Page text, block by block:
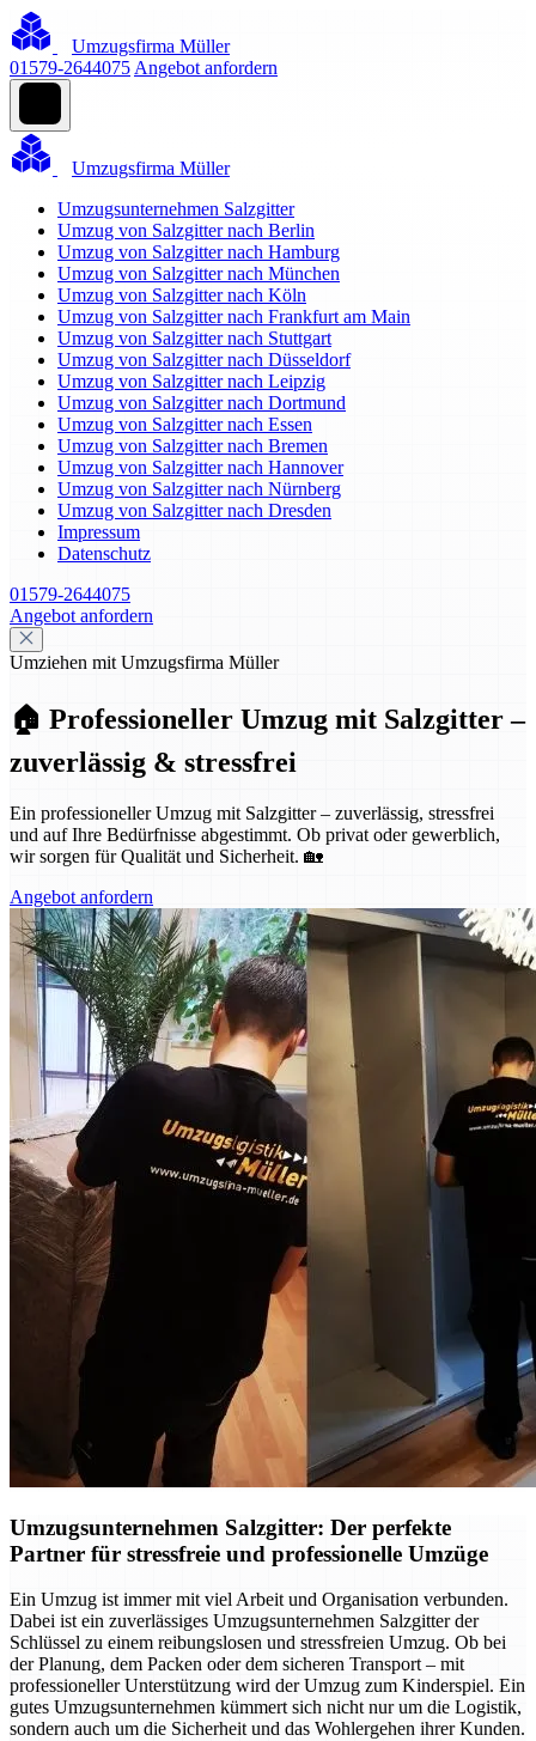
Umzugsfirma Müller
01579-2644075 Angebot anfordern
Umzugsfirma Müller
Umzugsunternehmen Salzgitter
Umzug von Salzgitter nach Berlin
Umzug von Salzgitter nach Hamburg
Umzug von Salzgitter nach München
Umzug von Salzgitter nach Köln
Umzug von Salzgitter nach Frankfurt am Main
Umzug von Salzgitter nach Stuttgart
Umzug von Salzgitter nach Düsseldorf
Umzug von Salzgitter nach Leipzig
Umzug von Salzgitter nach Dortmund
Umzug von Salzgitter nach Essen
Umzug von Salzgitter nach Bremen
Umzug von Salzgitter nach Hannover
Umzug von Salzgitter nach Nürnberg
Umzug von Salzgitter nach Dresden
Impressum
Datenschutz
01579-2644075
Angebot anfordern
Umziehen mit Umzugsfirma Müller
🏠 Professioneller Umzug mit Salzgitter –
zuverlässig & stressfrei
Ein professioneller Umzug mit Salzgitter – zuverlässig, stressfrei
und auf Ihre Bedürfnisse abgestimmt. Ob privat oder gewerblich,
wir sorgen für Qualität und Sicherheit. 🏡
Angebot anfordern
Umzugsunternehmen Salzgitter: Der perfekte
Partner für stressfreie und professionelle Umzüge
Ein Umzug ist immer mit viel Arbeit und Organisation verbunden.
Dabei ist ein zuverlässiges Umzugsunternehmen Salzgitter der
Schlüssel zu einem reibungslosen und stressfreien Umzug. Ob bei
der Planung, dem Packen oder dem sicheren Transport – mit
professioneller Unterstützung wird der Umzug zum Kinderspiel. Ein
gutes Umzugsunternehmen kümmert sich nicht nur um die Logistik,
sondern auch um die Sicherheit und das Wohlergehen ihrer Kunden.